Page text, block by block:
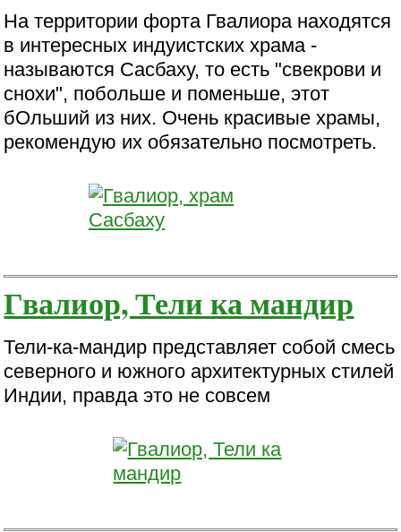
На территории форта Гвалиора находятся
в интересных индуистских храма -
называются Сасбаху, то есть "свекрови и
снохи", побольше и поменьше, этот
бОльший из них. Очень красивые храмы,
рекомендую их обязательно посмотреть.
Гвалиор, Тели ка мандир
Тели-ка-мандир представляет собой смесь
северного и южного архитектурных стилей
Индии, правда это не совсем